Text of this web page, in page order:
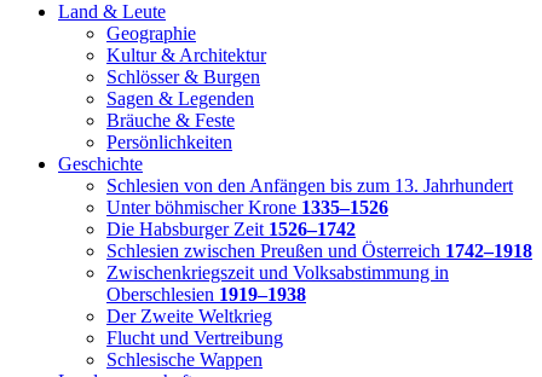
Land & Leute
Geographie
Kultur & Architektur
Schlösser & Burgen
Sagen & Legenden
Bräuche & Feste
Persönlichkeiten
Geschichte
Schlesien von den Anfängen bis zum 13. Jahrhundert
Unter böhmischer Krone 1335–1526
Die Habsburger Zeit 1526–1742
Schlesien zwischen Preußen und Österreich 1742–1918
Zwischenkriegszeit und Volksabstimmung in
Oberschlesien 1919–1938
Der Zweite Weltkrieg
Flucht und Vertreibung
Schlesische Wappen